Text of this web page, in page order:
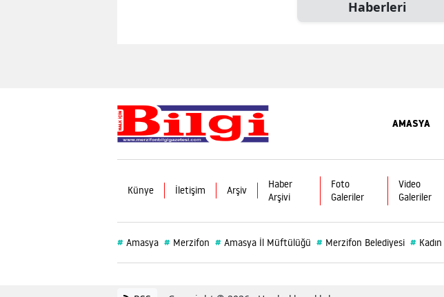
Haberleri
AMASYA
Künye İletişim Arşiv
Haber
Arşivi
Foto
Galeriler
Video
Galeriler
# Amasya # Merzifon # Amasya İl Müftülüğü # Merzifon Belediyesi # Kadın